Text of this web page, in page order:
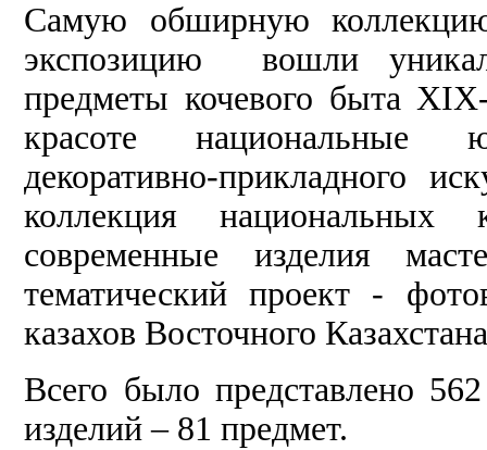
Самую обширную коллекцию
экспозицию вошли
предметы кочевого быта
красоте национальные
декоративно-прикладного
коллекция
современные изделия
тематический проект -
казахов Восточного
Всего было представлено
изделий – 81 предмет.